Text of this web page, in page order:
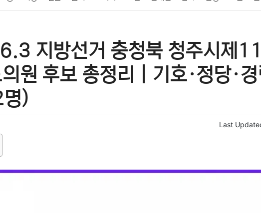
사회 정치 건강 의료 의학 경제 마케팅 부동산 외국어
지방선거 충청북 청주시제
원 후보 총정리｜기호·정당·
)
Last